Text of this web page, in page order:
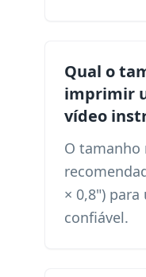
Qual o
imprimir
vídeo
O
× 0,8")
confiável.